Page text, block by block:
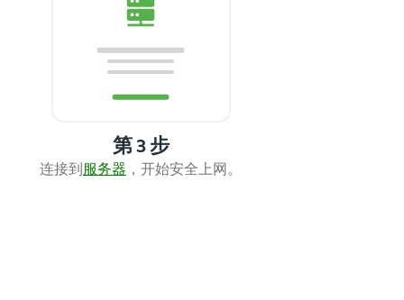
第 3 步
连接到服务器 ，开始安全上网。